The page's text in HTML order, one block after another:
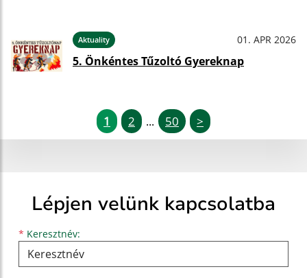
Aktuality 01. APR 2026
5. Önkéntes Tűzoltó Gyereknap
1 2 ... 50 >
Lépjen velünk kapcsolatba
* Keresztnév:
Keresztnév
Vezetéknév
E-mail cím